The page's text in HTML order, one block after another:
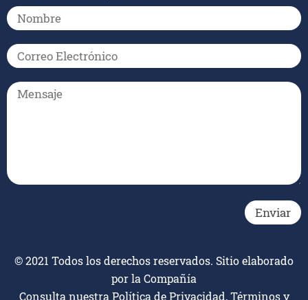
© 2021 Todos los derechos reservados. Sitio elaborado
por la Compañía
Consulta nuestra Política de Privacidad, Términos y